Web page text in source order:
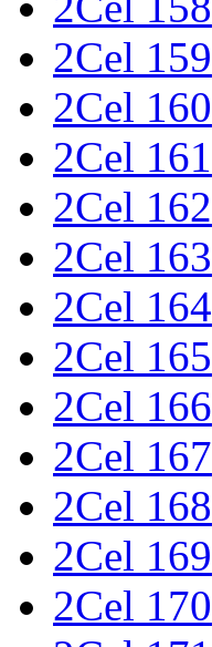
2Cel 159
2Cel 160
2Cel 161
2Cel 162
2Cel 163
2Cel 164
2Cel 165
2Cel 166
2Cel 167
2Cel 168
2Cel 169
2Cel 170